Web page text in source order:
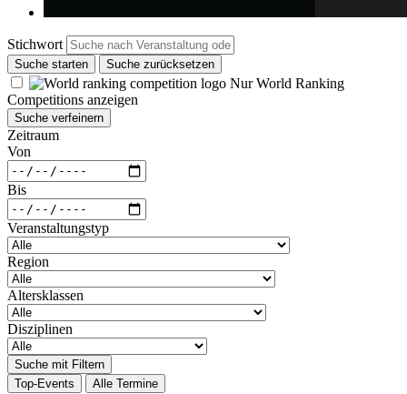
Stichwort
Suche starten Suche zurücksetzen
Nur World Ranking
Competitions anzeigen
Suche verfeinern
Zeitraum
Von
Bis
Veranstaltungstyp
Region
Altersklassen
Disziplinen
Suche mit Filtern
Top-Events
Alle Termine